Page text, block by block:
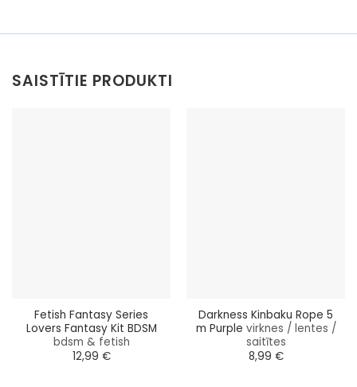
SAISTĪTIE PRODUKTI
Fetish Fantasy Series
Lovers Fantasy Kit BDSM
bdsm & fetish
12,99 €
Darkness Kinbaku Rope 5
m Purple virknes / lentes /
saitītes
8,99 €